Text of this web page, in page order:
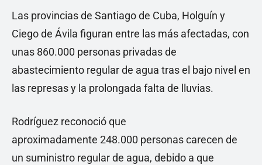
Las provincias de Santiago de Cuba, Holguín y
Ciego de Ávila figuran entre las más afectadas, con
unas 860.000 personas privadas de
abastecimiento regular de agua tras el bajo nivel en
las represas y la prolongada falta de lluvias.
Rodríguez reconoció que
aproximadamente 248.000 personas carecen de
un suministro regular de agua, debido a que